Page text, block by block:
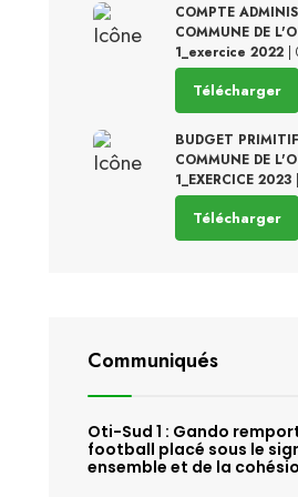
COMPTE
COMMUNE DE
1_exercice 2022 |
Télécharger
BUDGET
COMMUNE DE
1_EXERCICE 2023
Télécharger
Communiqués
Oti-Sud 1 : Gando
football placé sous le
ensemble et de la